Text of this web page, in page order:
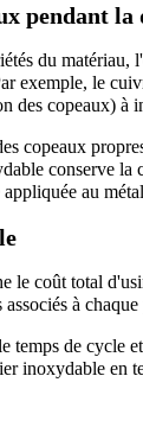
pendant la
du
exemple, le
des copeaux)
copeaux
conserve
au
le coût total
à chaque
temps de cycle
inoxydable en